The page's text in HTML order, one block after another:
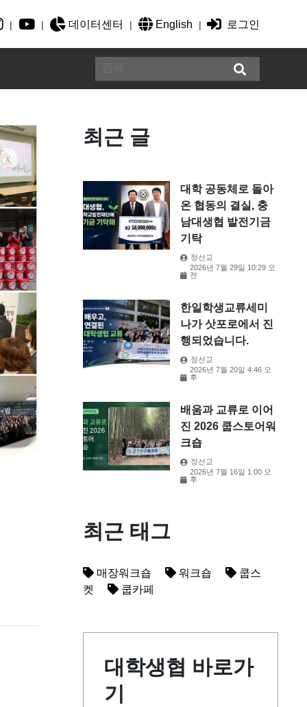
| | 데이터센터 | English | 로그인
최근 글
대학 공동체로 돌아
온 협동의 결실, 충
남대생협 발전기금
기탁
정선교
2026년 7월 29일 10:29 오
전
한일학생교류세미
나가 삿포로에서 진
행되었습니다.
정선교
2026년 7월 20일 4:46 오
후
배움과 교류로 이어
진 2026 쿱스토어워
크숍
정선교
2026년 7월 16일 1:00 오
후
최근 태그
매장워크숍 워크숍
쿱스
켓
쿱카페
대학생협 바로가
기